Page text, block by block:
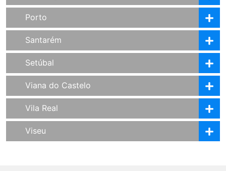
Porto
Santarém
Setúbal
Viana do Castelo
Vila Real
Viseu